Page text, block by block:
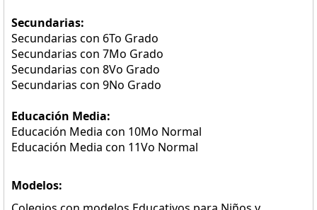
Secundarias:
Secundarias con 6To Grado
Secundarias con 7Mo Grado
Secundarias con 8Vo Grado
Secundarias con 9No Grado
Educación Media:
Educación Media con 10Mo Normal
Educación Media con 11Vo Normal
Modelos: